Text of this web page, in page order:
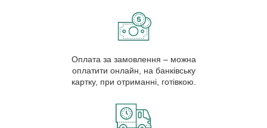
Оплата за замовлення – можна
оплатити онлайн, на банківську
картку, при отриманні, готівкою.